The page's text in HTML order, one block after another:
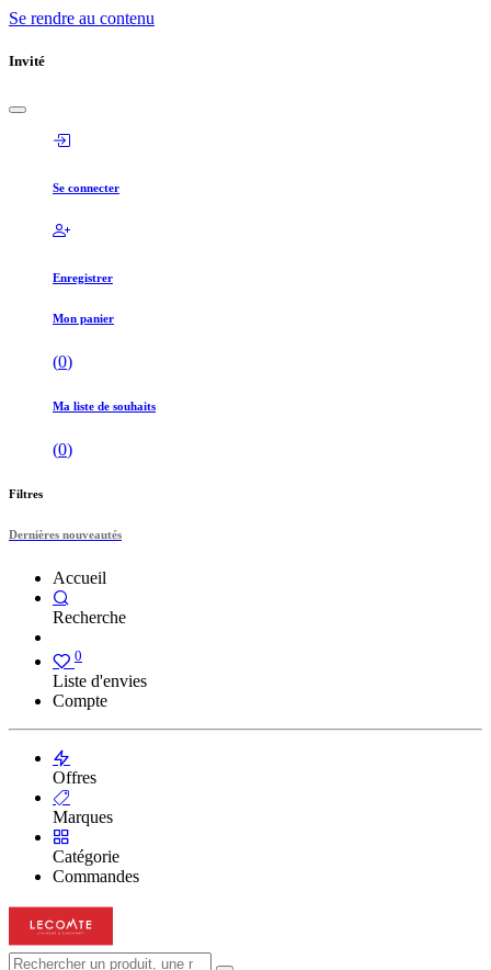
Se rendre au contenu
Invité
Se connecter
Enregistrer
Mon panier
(0)
Ma liste de souhaits
(0)
Filtres
Dernières nouveautés
Accueil
Recherche
0
Liste d'envies
Compte
Offres
Marques
Catégorie
Commandes